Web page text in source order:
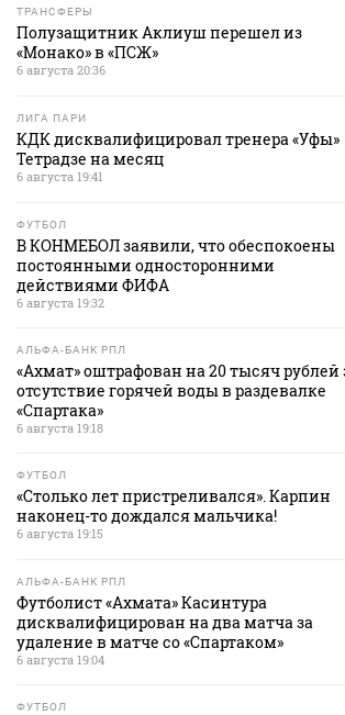
ТРАНСФЕРЫ
Полузащитник Аклиуш перешел из
«Монако» в «ПСЖ»
6 августа 20:36
ЛИГА ПАРИ
КДК дисквалифицировал тренера «Уфы»
Тетрадзе на месяц
6 августа 19:41
ФУТБОЛ
В КОНМЕБОЛ заявили, что обеспокоены
постоянными односторонними
действиями ФИФА
6 августа 19:32
АЛЬФА-БАНК РПЛ
«Ахмат» оштрафован на 20 тысяч рублей
отсутствие горячей воды в раздевалке
«Спартака»
6 августа 19:18
ФУТБОЛ
«Столько лет пристреливался». Карпин
наконец-то дождался мальчика!
6 августа 19:15
АЛЬФА-БАНК РПЛ
Футболист «Ахмата» Касинтура
дисквалифицирован на два матча за
удаление в матче со «Спартаком»
6 августа 19:04
ФУТБОЛ